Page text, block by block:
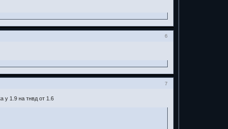
6
7
у 1.9 на тнвд от 1.6